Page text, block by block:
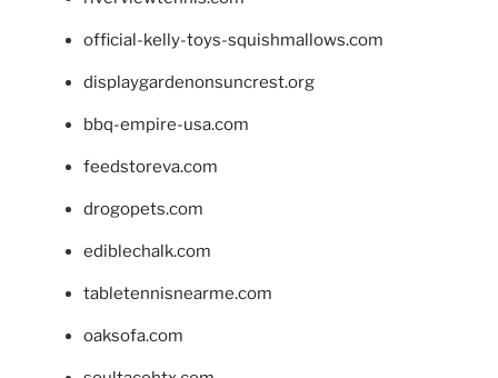
official-kelly-toys-squishmallows.com
displaygardenonsuncrest.org
bbq-empire-usa.com
feedstoreva.com
drogopets.com
ediblechalk.com
tabletennisnearme.com
oaksofa.com